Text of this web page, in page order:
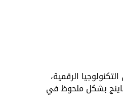
الرقمية،
بشكل ملحوظ في